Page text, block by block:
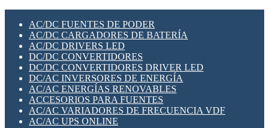
SWITCH Y MICROSWITCH
TARJETAS PI
UNIÓN Y DERIVACIÓN DE CABLE
PLACAS MODULARES IOT
SWITCHES Y REDES WIFI
SOLUCIONES IOT
SOLUCIONES LORAWAN
SOLUCIONES RED CELULAR
SEGURIDAD PARA REDES
SWITCHES LAN
TELEFONÍA IP (VOIP)
VIGILANCIA IP (CCTV)
MESHTASTIC
AC/DC FUENTES DE PODER
AC/DC CARGADORES DE BATERÍA
AC/DC DRIVERS LED
DC/DC CONVERTIDORES
DC/DC CONVERTIDORES DRIVER LED
DC/AC INVERSORES DE ENERGÍA
AC/AC ENERGÍAS RENOVABLES
ACCESORIOS PARA FUENTES
AC/AC VARIADORES DE FRECUENCIA VDF
AC/AC UPS ONLINE